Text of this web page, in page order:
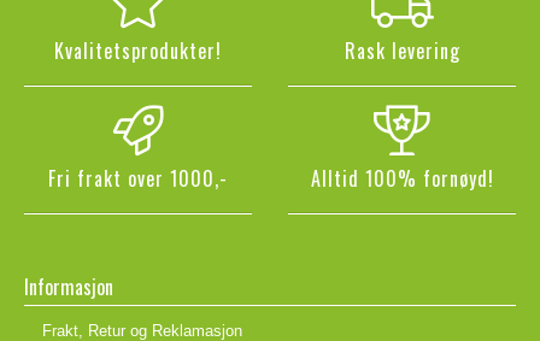
Kvalitetsprodukter! Rask levering
Fri frakt over 1000,- Alltid 100% fornøyd!
Informasjon
Frakt, Retur og Reklamasjon